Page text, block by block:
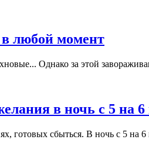
любой момент
Однако за этой
в ночь с 5 на
готовых сбыться. В ночь с 5 на 6